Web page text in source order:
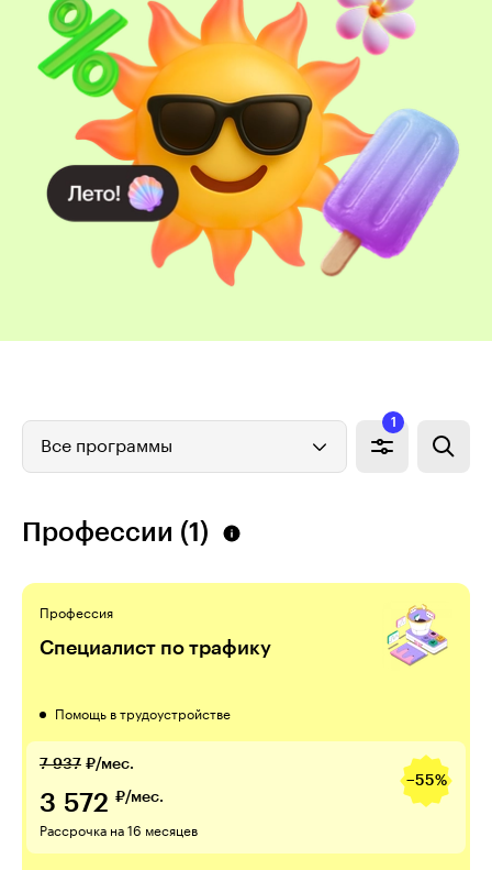
Все программы
1
Профессии (1)
Профессия
Специалист по трафику
Помощь в трудоустройстве
7 937 ₽/мес.
−55%
3 572 ₽/мес.
Рассрочка на 16 месяцев